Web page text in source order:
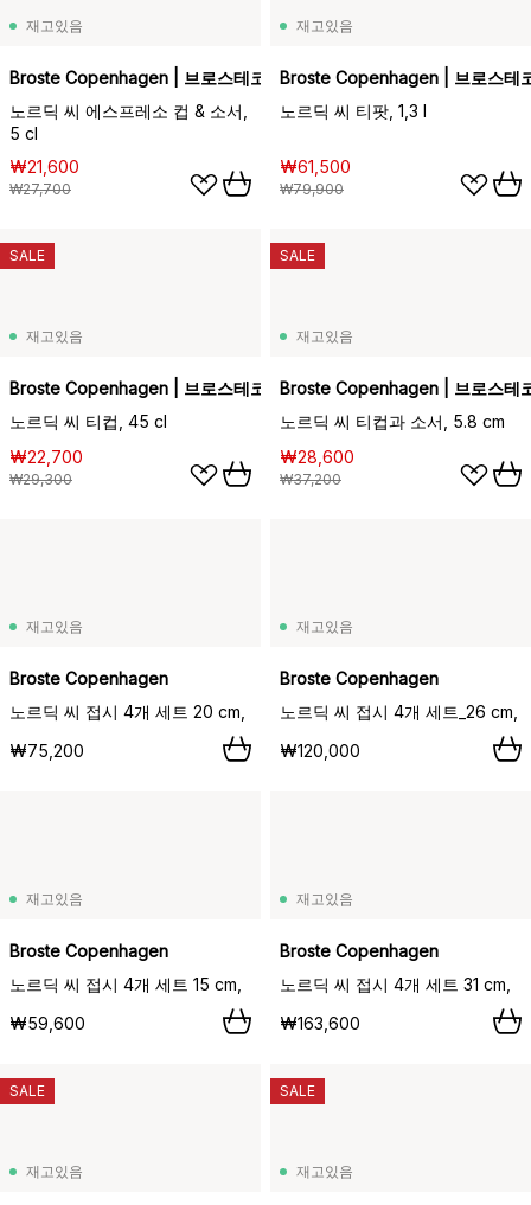
재고있음
Broste Copenhagen | 브로스테코펜하겐
노르딕 씨 에스프레소 컵 & 소서,
5 cl
₩21,600
₩27,700
재고있음
Broste Copenhagen | 브로스테
노르딕 씨 티팟, 1,3 l
₩61,500
₩79,900
재고있음
Broste Copenhagen | 브로스테코펜하겐
노르딕 씨 티컵, 45 cl
₩22,700
₩29,300
SALE
재고있음
Broste Copenhagen | 브로스테
노르딕 씨 티컵과 소서, 5.8 cm
₩28,600
₩37,200
SALE
재고있음
Broste Copenhagen
노르딕 씨 접시 4개 세트 20 cm,
₩75,200
재고있음
Broste Copenhagen
노르딕 씨 접시 4개 세트_26 cm,
₩120,000
재고있음
Broste Copenhagen
노르딕 씨 접시 4개 세트 15 cm,
₩59,600
재고있음
Broste Copenhagen
노르딕 씨 접시 4개 세트 31 cm,
₩163,600
재고있음
SALE
재고있음
SALE